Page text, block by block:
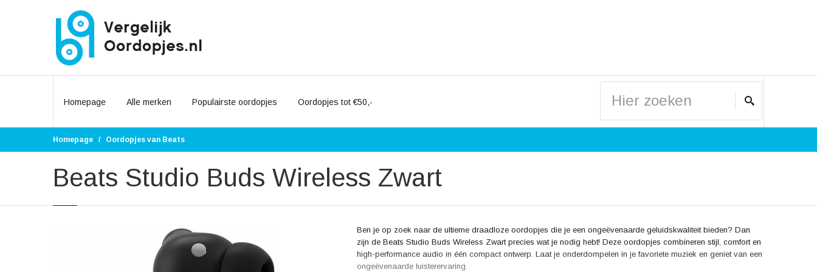
Homepage Alle merken Populairste oordopjes Oordopjes tot €50,-
Homepage Oordopjes van Beats
Beats Studio Buds Wireless Zwart
Ben je op zoek naar de ultieme draadloze oordopjes die je een ongeëvenaarde geluidskwaliteit bieden? Dan
zijn de Beats Studio Buds Wireless Zwart precies wat je nodig hebt! Deze oordopjes combineren stijl, comfort en
high-performance audio in één compact ontwerp. Laat je onderdompelen in je favoriete muziek en geniet van een
ongeëvenaarde luisterervaring.